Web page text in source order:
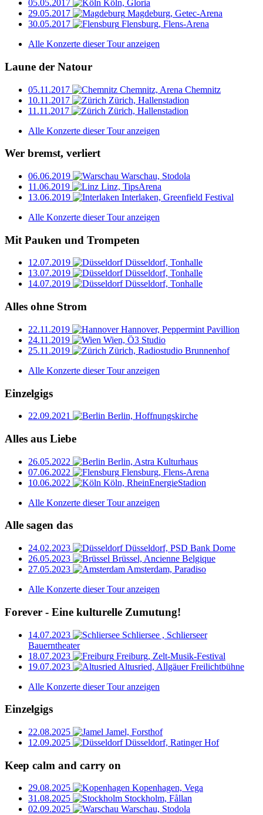
05.05.2017
Köln, Gloria
29.05.2017
Magdeburg, Getec-Arena
30.05.2017
Flensburg, Flens-Arena
Alle Konzerte dieser Tour anzeigen
Laune der Natour
05.11.2017
Chemnitz, Arena Chemnitz
10.11.2017
Zürich, Hallenstadion
11.11.2017
Zürich, Hallenstadion
Alle Konzerte dieser Tour anzeigen
Wer bremst, verliert
06.06.2019
Warschau, Stodola
11.06.2019
Linz, TipsArena
13.06.2019
Interlaken, Greenfield Festival
Alle Konzerte dieser Tour anzeigen
Mit Pauken und Trompeten
12.07.2019
Düsseldorf, Tonhalle
13.07.2019
Düsseldorf, Tonhalle
14.07.2019
Düsseldorf, Tonhalle
Alles ohne Strom
22.11.2019
Hannover, Peppermint Pavillion
24.11.2019
Wien, Ö3 Studio
25.11.2019
Zürich, Radiostudio Brunnenhof
Alle Konzerte dieser Tour anzeigen
Einzelgigs
22.09.2021 Berlin, Hoffnungskirche
Alles aus Liebe
26.05.2022
Berlin, Astra Kulturhaus
07.06.2022
Flensburg, Flens-Arena
10.06.2022
Köln, RheinEnergieStadion
Alle Konzerte dieser Tour anzeigen
Alle sagen das
24.02.2023
Düsseldorf, PSD Bank Dome
26.05.2023
Brüssel, Ancienne Belgique
27.05.2023
Amsterdam, Paradiso
Alle Konzerte dieser Tour anzeigen
Forever - Eine kulturelle Zumutung!
14.07.2023
Schliersee , Schlierseer
Bauerntheater
18.07.2023
Freiburg, Zelt-Musik-Festival
19.07.2023
Altusried, Allgäuer Freilichtbühne
Alle Konzerte dieser Tour anzeigen
Einzelgigs
22.08.2025
Jamel, Forsthof
12.09.2025
Düsseldorf, Ratinger Hof
Keep calm and carry on
29.08.2025
Kopenhagen, Vega
31.08.2025
Stockholm, Fållan
02.09.2025
Warschau, Stodola